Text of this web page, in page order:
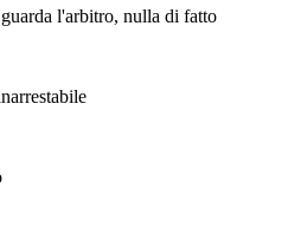
l'arbitro, nulla di fatto